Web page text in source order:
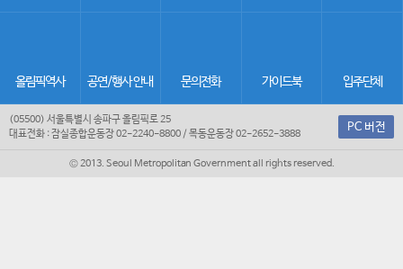
올림픽역사 공연/행사 안내 문의전화 가이드북 입주단체
(05500) 서울특별시 송파구 올림픽로 25
대표전화 : 잠실종합운동장 02-2240-8800 / 목동운동장 02-2652-3888
© 2013. Seoul Metropolitan Government all rights reserved.
PC 버전